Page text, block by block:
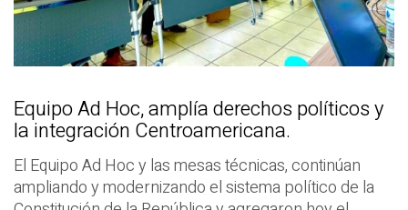
Equipo Ad Hoc, amplía derechos políticos y
la integración Centroamericana.
El Equipo Ad Hoc y las mesas técnicas, continúan
ampliando y modernizando el sistema político de la